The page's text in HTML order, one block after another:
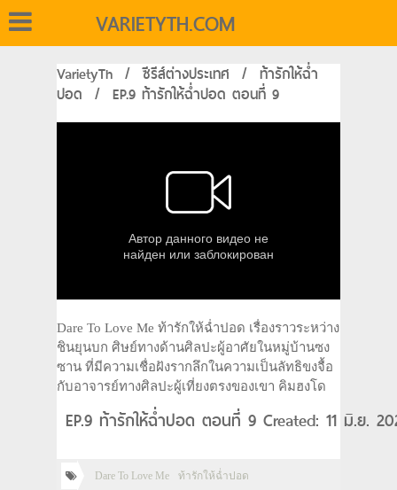
VARIETYTH.COM
VarietyTh / ซีรีส์ต่างประเทศ / ท้ารักให้ฉ่ำ
ปอด / EP.9 ท้ารักให้ฉ่ำปอด ตอนที่ 9
Dare To Love Me ท้ารักให้ฉ่ำปอด เรื่องราวระหว่าง
ชินยุนบก ศิษย์ทางด้านศิลปะผู้อาศัยในหมู่บ้านซง
ซาน ที่มีความเชื่อฝังรากลึกในความเป็นลัทธิขงจื้อ
กับอาจารย์ทางศิลปะผู้เที่ยงตรงของเขา คิมฮงโด
EP.9 ท้ารักให้ฉ่ำปอด ตอนที่ 9 Created: 11 มิ.ย.
Dare To Love Me ท้ารักให้ฉ่ำปอด